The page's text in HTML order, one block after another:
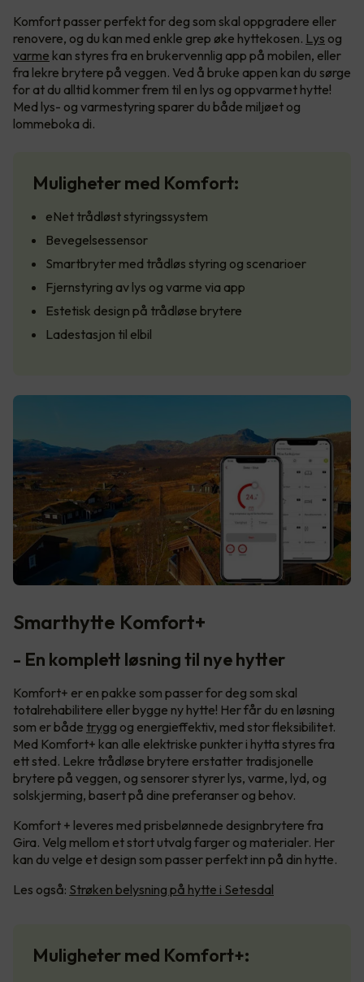
Komfort passer perfekt for deg som skal oppgradere eller
renovere, og du kan med enkle grep øke hyttekosen. Lys og
varme kan styres fra en brukervennlig app på mobilen, eller
fra lekre brytere på veggen. Ved å bruke appen kan du sørge
for at du alltid kommer frem til en lys og oppvarmet hytte!
Med lys- og varmestyring sparer du både miljøet og
lommeboka di.
Muligheter med Komfort:
eNet trådløst styringssystem
Bevegelsessensor
Smartbryter med trådløs styring og scenarioer
Fjernstyring av lys og varme via app
Estetisk design på trådløse brytere
Ladestasjon til elbil
Smarthytte Komfort+
- En komplett løsning til nye hytter
Komfort+ er en pakke som passer for deg som skal
totalrehabilitere eller bygge ny hytte! Her får du en løsning
som er både trygg og energieffektiv, med stor fleksibilitet.
Med Komfort+ kan alle elektriske punkter i hytta styres fra
ett sted. Lekre trådløse brytere erstatter tradisjonelle
brytere på veggen, og sensorer styrer lys, varme, lyd, og
solskjerming, basert på dine preferanser og behov.
Komfort + leveres med prisbelønnede designbrytere fra
Gira. Velg mellom et stort utvalg farger og materialer. Her
kan du velge et design som passer perfekt inn på din hytte.
Les også: Strøken belysning på hytte i Setesdal
Muligheter med Komfort+: